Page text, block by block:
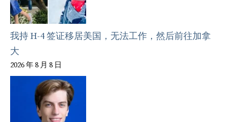
我持 H-4 签证移居美国，无法工作，然后前往加拿
大
2026 年 8 月 8 日